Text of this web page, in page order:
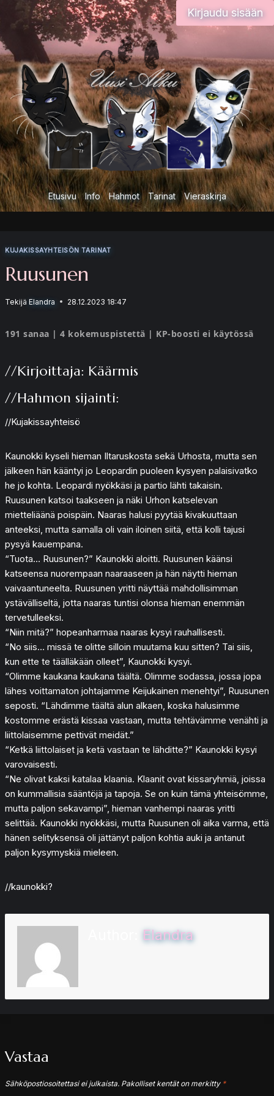
sisältöön
Kirjaudu sisään
Etusivu Info Hahmot Tarinat Vieraskirja
KUJAKISSAYHTEISÖN TARINAT
Ruusunen
Tekijä Elandra 28.12.2023 18:47
191 sanaa | 4 kokemuspistettä | KP-boosti ei käytössä
//Kirjoittaja: Käärmis
//Hahmon sijainti:
//Kujakissayhteisö
Kaunokki kyseli hieman Iltaruskosta sekä Urhosta, mutta sen
jälkeen hän kääntyi jo Leopardin puoleen kysyen palaisivatko
he jo kohta. Leopardi nyökkäsi ja partio lähti takaisin.
Ruusunen katsoi taakseen ja näki Urhon katselevan
mietteliäänä poispäin. Naaras halusi pyytää kivakuuttaan
anteeksi, mutta samalla oli vain iloinen siitä, että kolli tajusi
pysyä kauempana.
“Tuota… Ruusunen?” Kaunokki aloitti. Ruusunen käänsi
katseensa nuorempaan naaraaseen ja hän näytti hieman
vaivaantuneelta. Ruusunen yritti näyttää mahdollisimman
ystävälliseltä, jotta naaras tuntisi olonsa hieman enemmän
tervetulleeksi.
“Niin mitä?” hopeanharmaa naaras kysyi rauhallisesti.
“No siis… missä te olitte silloin muutama kuu sitten? Tai siis,
kun ette te täälläkään olleet”, Kaunokki kysyi.
“Olimme kaukana kaukana täältä. Olimme sodassa, jossa jopa
lähes voittamaton johtajamme Keijukainen menehtyi”, Ruusunen
seposti. “Lähdimme täältä alun alkaen, koska halusimme
kostomme erästä kissaa vastaan, mutta tehtävämme venähti ja
liittolaisemme pettivät meidät.”
“Ketkä liittolaiset ja ketä vastaan te lähditte?” Kaunokki kysyi
varovaisesti.
“Ne olivat kaksi katalaa klaania. Klaanit ovat kissaryhmiä, joissa
on kummallisia sääntöjä ja tapoja. Se on kuin tämä yhteisömme,
mutta paljon sekavampi”, hieman vanhempi naaras yritti
selittää. Kaunokki nyökkäsi, mutta Ruusunen oli aika varma, että
hänen selityksensä oli jättänyt paljon kohtia auki ja antanut
paljon kysymyskiä mieleen.
//kaunokki?
Elandra
Vastaa
Sähköpostiosoitettasi ei julkaista. Pakolliset kentät on merkitty *